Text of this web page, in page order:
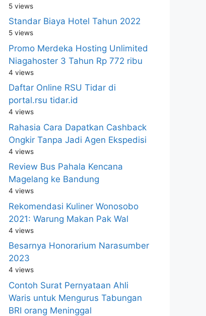
5 views
Standar Biaya Hotel Tahun 2022
5 views
Promo Merdeka Hosting Unlimited
Niagahoster 3 Tahun Rp 772 ribu
4 views
Daftar Online RSU Tidar di
portal.rsu tidar.id
4 views
Rahasia Cara Dapatkan Cashback
Ongkir Tanpa Jadi Agen Ekspedisi
4 views
Review Bus Pahala Kencana
Magelang ke Bandung
4 views
Rekomendasi Kuliner Wonosobo
2021: Warung Makan Pak Wal
4 views
Besarnya Honorarium Narasumber
2023
4 views
Contoh Surat Pernyataan Ahli
Waris untuk Mengurus Tabungan
BRI orang Meninggal